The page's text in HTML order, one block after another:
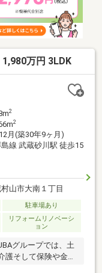
おります。詳細に
万円 3LDK
2
2
月(築30年9ヶ月)
線 武蔵砂川駅 徒歩15
山市大南１丁目
駐車場あり
リフォームリノベーシ
ョン
グループでは、土
護そして保険や金